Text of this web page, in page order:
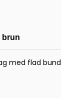
brun
med flad bund